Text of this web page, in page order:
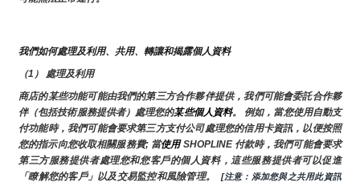
我們如何處理及利用、共用、轉讓和揭露個人資料
（1） 處理及利用
商店的某些功能可能由我們的第三方合作夥伴提供，我們可能會委託合作夥
伴（包括技術服務提供者）處理您的某些個人資料。 例如，當您使用自動支
付功能時，我們可能會要求第三方支付公司處理您的信用卡資訊，以便按照
您的指示向您收取相關服務費; 當使用 SHOPLINE 付款時，我們可能會要求
第三方服務提供者處理您和您客戶的個人資料，這些服務提供者可以促進
「瞭解您的客戶」以及交易監控和風險管理。
[注意：添加您與之共用此資訊